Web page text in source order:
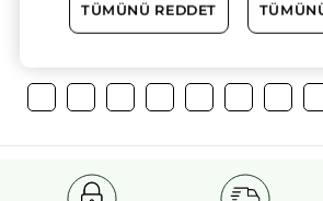
Daha Fazlasını
TÜMÜNÜ REDDET